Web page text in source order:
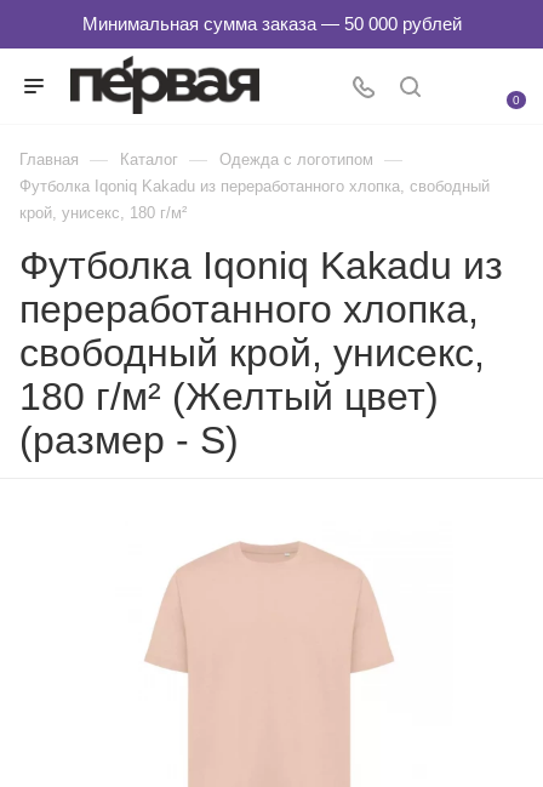
0
Главная — Каталог — Одежда с логотипом —
Футболка Iqoniq Kakadu из переработанного хлопка, свободный
крой, унисекс, 180 г/м²
Футболка Iqoniq Kakadu из
переработанного хлопка,
свободный крой, унисекс,
180 г/м² (Желтый цвет)
(размер - S)